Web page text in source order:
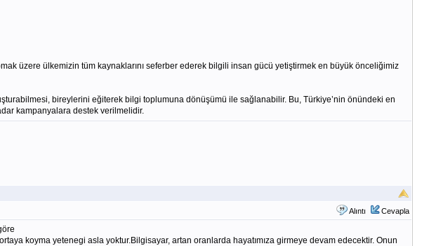
üzere ülkemizin tüm kaynaklarını seferber ederek bilgili insan gücü yetiştirmek en büyük önceliğimiz
bireylerini eğiterek bilgi toplumuna dönüşümü ile sağlanabilir. Bu, Türkiye’nin önündeki en
kampanyalara destek verilmelidir.
Alıntı Cevapla
koyma yetenegi asla yoktur.Bilgisayar, artan oranlarda hayatımıza girmeye devam edecektir. Onun